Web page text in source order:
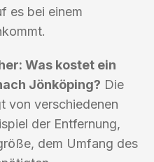
es bei einem
Was kostet ein
Jönköping? Die
von verschiedenen
der Entfernung,
dem Umfang des